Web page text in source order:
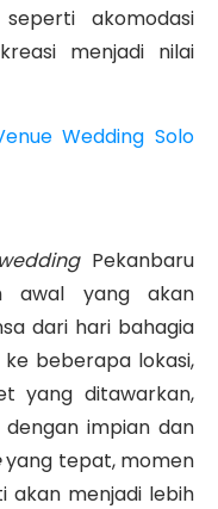
akomodasi
menjadi nilai
Wedding Solo
Pekanbaru
awal yang akan
dari hari bahagia
ke beberapa lokasi,
yang ditawarkan,
dengan impian dan
yang tepat, momen
akan menjadi lebih